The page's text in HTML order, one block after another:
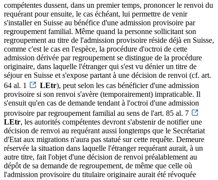
compétentes dussent, dans un premier temps, prononcer le renvoi du
requérant pour ensuite, le cas échéant, lui permettre de venir
s'installer en Suisse au bénéfice d'une admission provisoire par
regroupement familial. Même quand la personne sollicitant son
regroupement au titre de l'admission provisoire réside déjà en Suisse,
comme c'est le cas en l'espèce, la procédure d'octroi de cette
admission dérivée par regroupement se distingue de la procédure
originaire, dans laquelle l'étranger qui s'est vu dénier un titre de
séjour en Suisse et s'expose partant à une décision de renvoi (cf. art.
64 al. 1
LEtr), peut selon les cas bénéficier d'une admission
provisoire si son renvoi s'avère (temporairement) impraticable. Il
s'ensuit qu'en cas de demande tendant à l'octroi d'une admission
provisoire par regroupement familial au sens de l'art. 85 al. 7
LEtr, les autorités compétentes devront s'abstenir de notifier une
décision de renvoi au requérant aussi longtemps que le Secrétariat
d'Etat aux migrations n'aura pas statué sur cette requête. Demeure
réservée la situation dans laquelle l'étranger requérant aurait, à un
autre titre, fait l'objet d'une décision de renvoi préalablement au
dépôt de sa demande de regroupement, de même que celle où
l'admission provisoire du titulaire originaire aurait été révoquée